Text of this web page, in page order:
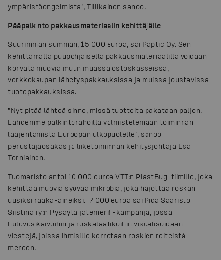
ympäristöongelmista", Tiilikainen sanoo.
Pääpalkinto pakkausmateriaalin kehittäjälle
Suurimman summan, 15 000 euroa, sai Paptic Oy. Sen
kehittämällä puupohjaisella pakkausmateriaalilla voidaan
korvata muovia muun muassa ostoskasseissa,
verkkokaupan lähetyspakkauksissa ja muissa joustavissa
tuotepakkauksissa.
"Nyt pitää lähteä sinne, missä tuotteita pakataan paljon.
Lähdemme palkintorahoilla valmistelemaan toiminnan
laajentamista Euroopan ulkopuolelle", sanoo
perustajaosakas ja liiketoiminnan kehitysjohtaja Esa
Torniainen.
Tuomaristo antoi 10 000 euroa VTT:n PlastBug-tiimille, joka
kehittää muovia syövää mikrobia, joka hajottaa roskan
uusiksi raaka-aineiksi. 7 000 euroa sai Pidä Saaristo
Siistinä ry:n Pysäytä jätemeri! -kampanja, jossa
hulevesikaivoihin ja roskalaatikoihin visualisoidaan
viestejä, joissa ihmisille kerrotaan roskien reiteistä
mereen.